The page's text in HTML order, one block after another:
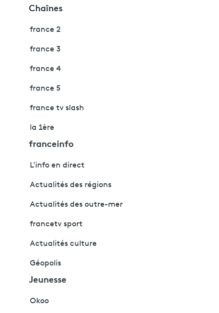
Chaînes
france 2
france 3
france 4
france 5
france tv slash
la 1ère
franceinfo
L'info en direct
Actualités des régions
Actualités des outre-mer
francetv sport
Actualités culture
Géopolis
Jeunesse
Okoo